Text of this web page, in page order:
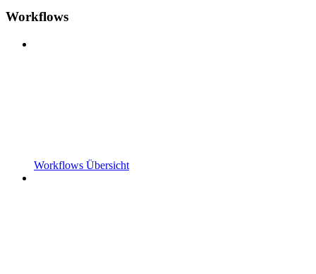
Workflows
Workflows Übersicht